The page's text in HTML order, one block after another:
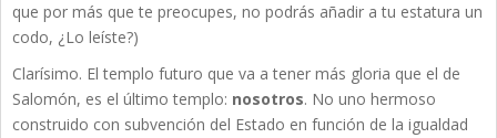
que por más que te preocupes, no podrás añadir a tu estatura un
codo, ¿Lo leíste?)
Clarísimo. El templo futuro que va a tener más gloria que el de
Salomón, es el último templo: nosotros. No uno hermoso
construido con subvención del Estado en función de la igualdad